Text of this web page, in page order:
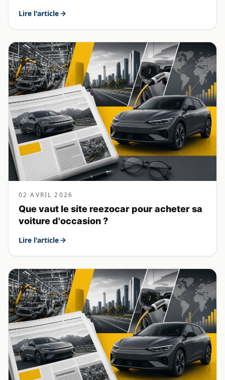
Lire l'article
02 AVRIL 2026
Que vaut le site reezocar pour acheter sa
voiture d'occasion ?
Lire l'article